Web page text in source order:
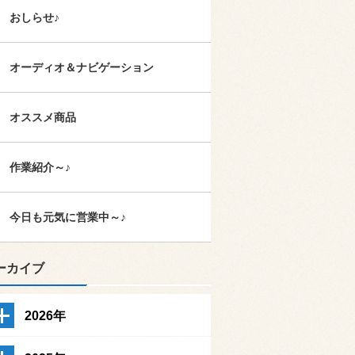
おしらせ♪
オーディオ＆ナビゲーション
オススメ商品
作業紹介～♪
今日も元気に営業中～♪
カイブ
2026年